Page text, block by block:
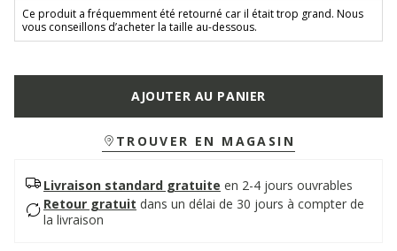
Ce produit a fréquemment été retourné car il était trop grand. Nous
vous conseillons d’acheter la taille au-dessous.
AJOUTER AU PANIER
TROUVER EN MAGASIN
Livraison standard gratuite en 2-4 jours ouvrables
Retour gratuit dans un délai de 30 jours à compter de
la livraison